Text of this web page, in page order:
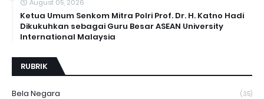
August 05, 2026
Ketua Umum Senkom Mitra Polri Prof. Dr. H. Katno Hadi
Dikukuhkan sebagai Guru Besar ASEAN University
International Malaysia
RUBRIK
Bela Negara (35)